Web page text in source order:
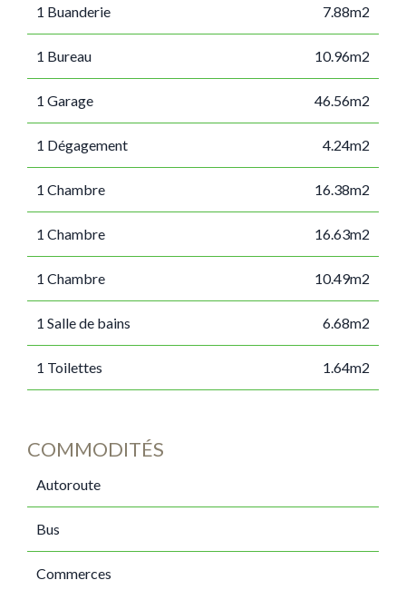
1 Buanderie 7.88m2
1 Bureau 10.96m2
1 Garage 46.56m2
1 Dégagement 4.24m2
1 Chambre 16.38m2
1 Chambre 16.63m2
1 Chambre 10.49m2
1 Salle de bains 6.68m2
1 Toilettes 1.64m2
COMMODITÉS
Autoroute
Bus
Commerces